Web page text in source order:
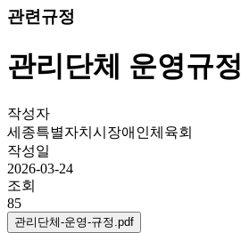
관련규정
관리단체 운영규정
작성자
세종특별자치시장애인체육회
작성일
2026-03-24
조회
85
관리단체-운영-규정.pdf